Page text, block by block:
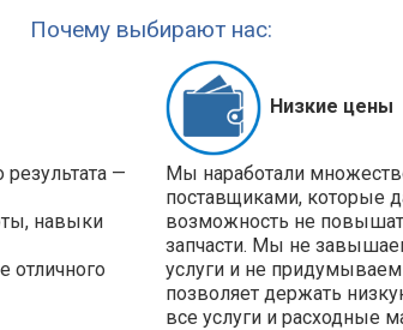
Почему выбирают нас:
—
навыки
отличного
Низкие цены
Мы наработали
поставщиками, которые
возможность не
запчасти. Мы не
услуги и не
позволяет держать
все услуги и расходные